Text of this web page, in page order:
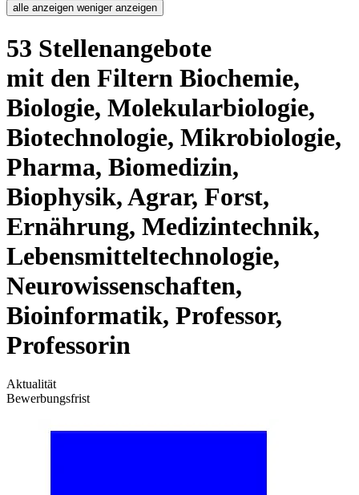
alle anzeigen weniger anzeigen
53 Stellenangebote
mit den Filtern Biochemie,
Biologie, Molekularbiologie,
Biotechnologie, Mikrobiologie,
Pharma, Biomedizin,
Biophysik, Agrar, Forst,
Ernährung, Medizintechnik,
Lebensmitteltechnologie,
Neurowissenschaften,
Bioinformatik, Professor,
Professorin
Aktualität
Bewerbungsfrist